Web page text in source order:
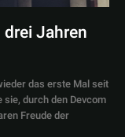
Jahren
das erste Mal seit
durch den Devcom
Freude der